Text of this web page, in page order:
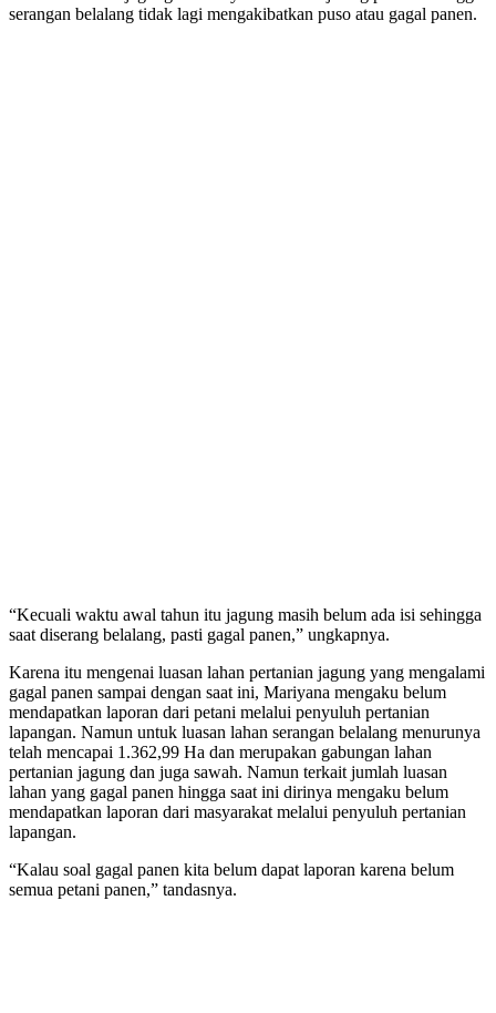
serangan belalang tidak lagi mengakibatkan puso atau gagal panen.
“Kecuali waktu awal tahun itu jagung masih belum ada isi sehingga
saat diserang belalang, pasti gagal panen,” ungkapnya.
Karena itu mengenai luasan lahan pertanian jagung yang mengalami
gagal panen sampai dengan saat ini, Mariyana mengaku belum
mendapatkan laporan dari petani melalui penyuluh pertanian
lapangan. Namun untuk luasan lahan serangan belalang menurunya
telah mencapai 1.362,99 Ha dan merupakan gabungan lahan
pertanian jagung dan juga sawah. Namun terkait jumlah luasan
lahan yang gagal panen hingga saat ini dirinya mengaku belum
mendapatkan laporan dari masyarakat melalui penyuluh pertanian
lapangan.
“Kalau soal gagal panen kita belum dapat laporan karena belum
semua petani panen,” tandasnya.